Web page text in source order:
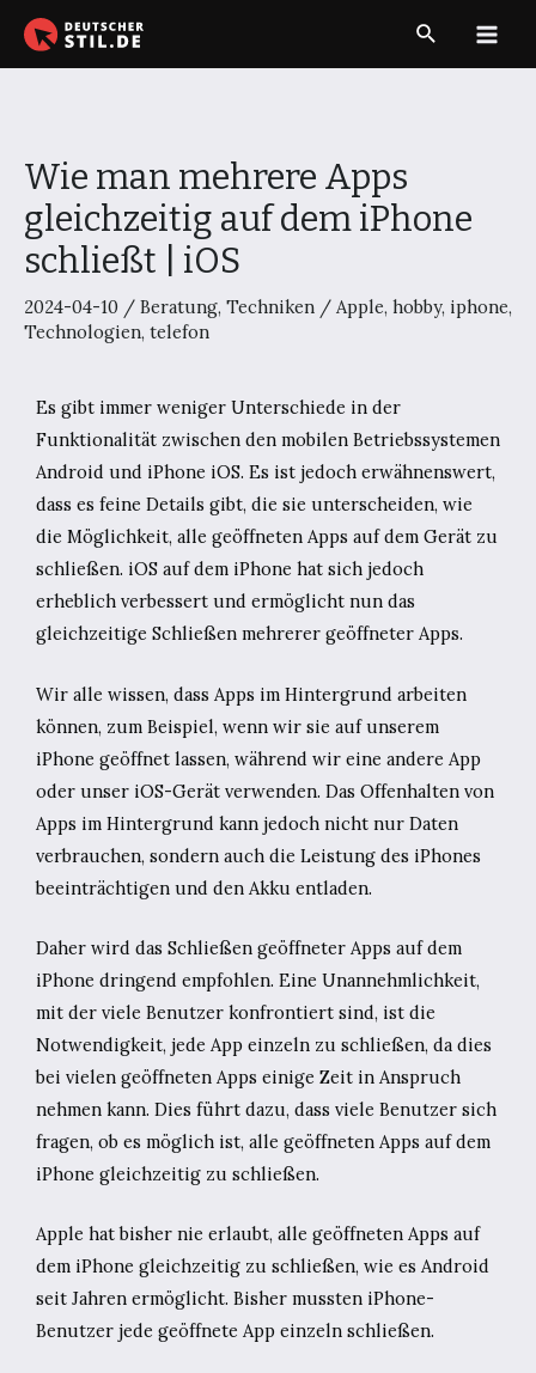
Zum
Inhalt
Suche
Wie man mehrere Apps
gleichzeitig auf dem iPhone
schließt | iOS
2024-04-10 / Beratung, Techniken / Apple, hobby, iphone,
Technologien, telefon
Es gibt immer weniger Unterschiede in der
Funktionalität zwischen den mobilen Betriebssystemen
Android und iPhone iOS. Es ist jedoch erwähnenswert,
dass es feine Details gibt, die sie unterscheiden, wie
die Möglichkeit, alle geöffneten Apps auf dem Gerät zu
schließen. iOS auf dem iPhone hat sich jedoch
erheblich verbessert und ermöglicht nun das
gleichzeitige Schließen mehrerer geöffneter Apps.
Wir alle wissen, dass Apps im Hintergrund arbeiten
können, zum Beispiel, wenn wir sie auf unserem
iPhone geöffnet lassen, während wir eine andere App
oder unser iOS-Gerät verwenden. Das Offenhalten von
Apps im Hintergrund kann jedoch nicht nur Daten
verbrauchen, sondern auch die Leistung des iPhones
beeinträchtigen und den Akku entladen.
Daher wird das Schließen geöffneter Apps auf dem
iPhone dringend empfohlen. Eine Unannehmlichkeit,
mit der viele Benutzer konfrontiert sind, ist die
Notwendigkeit, jede App einzeln zu schließen, da dies
bei vielen geöffneten Apps einige Zeit in Anspruch
nehmen kann. Dies führt dazu, dass viele Benutzer sich
fragen, ob es möglich ist, alle geöffneten Apps auf dem
iPhone gleichzeitig zu schließen.
Apple hat bisher nie erlaubt, alle geöffneten Apps auf
dem iPhone gleichzeitig zu schließen, wie es Android
seit Jahren ermöglicht. Bisher mussten iPhone-
Benutzer jede geöffnete App einzeln schließen.